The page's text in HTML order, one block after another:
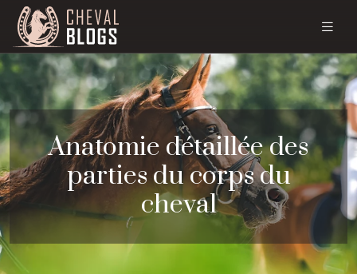
Anatomie détaillée des
parties du corps du
cheval